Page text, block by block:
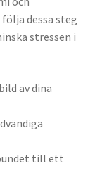
dessa steg
stressen i
av dina
till ett